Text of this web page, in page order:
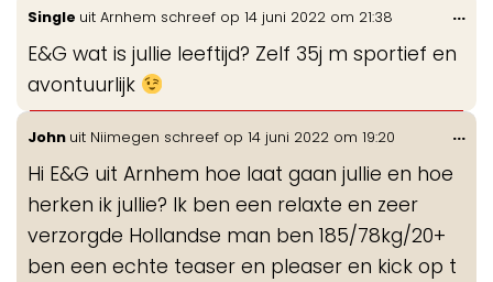
Single uit Arnhem schreef op 14 juni 2022 om 21:38
E&G wat is jullie leeftijd? Zelf 35j m sportief en
avontuurlijk
...
John uit Niimegen schreef op 14 juni 2022 om 19:20
Hi E&G uit Arnhem hoe laat gaan jullie en hoe
herken ik jullie? Ik ben een relaxte en zeer
verzorgde Hollandse man ben 185/78kg/20+
ben een echte teaser en pleaser en kick op t
...